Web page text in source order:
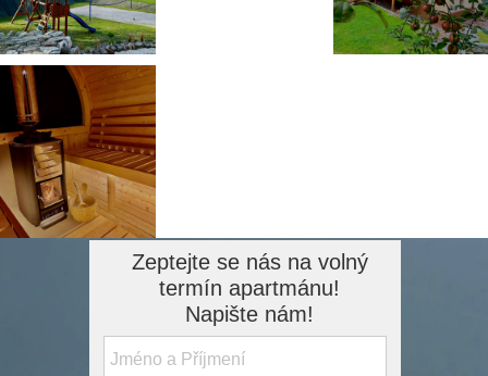
Zeptejte se nás na volný
termín apartmánu!
Napište nám!